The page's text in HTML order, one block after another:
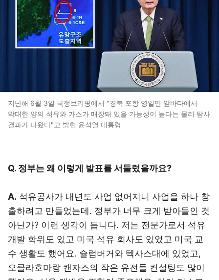
지난해 6월 3일 국정브리핑에서 "경북 포항 영일만 앞바다에서
막대한 양의 석유와 가스가 매장돼 있을 가능성이 높다는 물리 탐사
결과가 나왔다"고 밝힌 윤석열 대통령
Q. 정부는 왜 이렇게 발표를 서둘렀을까요?
A. 석유공사가 내년도 사업 없어지니 사업을 하나 창
출하려고 만들었는데. 정부가 너무 크게 받아들인 것
아닌가? 이런 생각이 듭니다. 저는 전문가로서 석유
개발 학위도 있고 미국 석유 회사도 있었고 미국 교
수 생활도 했어요. 슐럼버거와 텍사스대에 있었고,
오클라호마랑 캔자스의 작은 유전들 컨설팅도 많이